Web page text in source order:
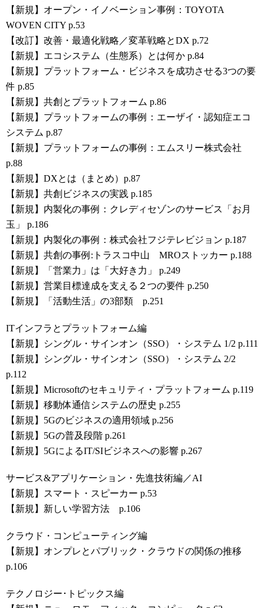
【新規】オープン・イノベーション事例：TOYOTA
WOVEN CITY p.53
【改訂】改善・最適化戦略／変革戦略とDX p.72
【新規】エコシステム（生態系）とは何か p.84
【新規】プラットフォーム・ビジネスを成功させる3つの要
件 p.85
【新規】共創とプラットフォーム p.86
【新規】プラットフォームの事例：エーザイ・認知症エコ
システム p.87
【新規】プラットフォームの事例：エムスリー株式会社
p.88
【新規】DXとは（まとめ）p.87
【新規】共創ビジネスの実践 p.185
【新規】内製化の事例：クレディセゾンのサービス「お月
玉」 p.186
【新規】内製化の事例：株式会社フジテレビジョン p.187
【新規】共創の事例:トラスコ中山 MROストッカー p.188
【新規】「営業力」は「大好き力」 p.249
【新規】営業目標達成を支える２つの要件 p.250
【新規】「活動生活」の3部類 p.251
ITインフラとプラットフォーム編
【新規】シングル・サインオン（SSO）・システム 1/2 p.111
【新規】シングル・サインオン（SSO）・システム 2/2
p.112
【新規】Microsoftのセキュリティ・プラットフォーム p.119
【新規】移動体通信システムの歴史 p.255
【新規】5Gのビジネスの適用領域 p.256
【新規】5Gの普及段階 p.261
【新規】5GによるIT/SIビジネスへの影響 p.267
サービス&アプリケーション・先進技術編／AI
【新規】スマート・スピーカー p.53
【新規】新しい学習方法 p.106
クラウド・コンピューティング編
【新規】オンプレとパブリック・クラウドの関係の推移
p.106
テクノロジー･トピックス編